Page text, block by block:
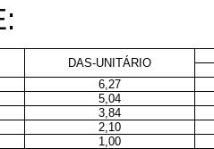
DAS-UNITÁRIO
6,27
5,04
3,84
2,10
1,00